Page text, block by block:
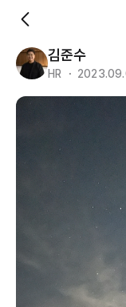
김준수
HR ・